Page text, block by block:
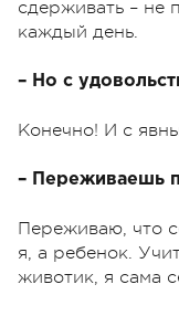
сдерживать – не
каждый день.
– Но с
Конечно! И с
– Переживаешь
Переживаю, что
я, а ребенок.
животик, я сама